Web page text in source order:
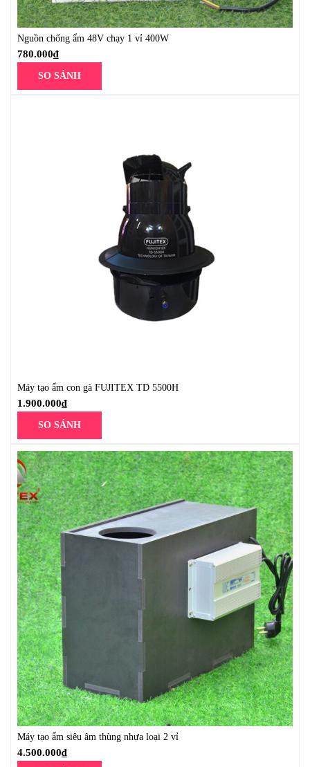
Nguồn chống ẩm 48V chạy 1 vỉ 400W
780.000₫
SO SÁNH
Máy tạo ẩm con gà FUJITEX TD 5500H
1.900.000₫
SO SÁNH
Máy tạo ẩm siêu âm thùng nhựa loại 2 vỉ
4.500.000₫